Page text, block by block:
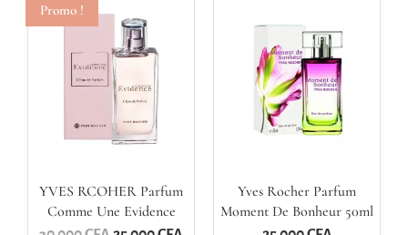
Promo !
YVES RCOHER Parfum
Comme Une Evidence
Yves Rocher Parfum
Moment De Bonheur 50ml